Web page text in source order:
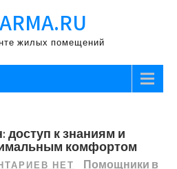
жилых помещений
доступ к знаниям и
комфортом
НЕТ
Помощники в